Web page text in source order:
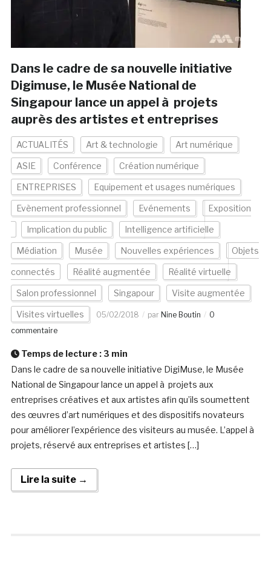
Dans le cadre de sa nouvelle initiative
Digimuse, le Musée National de
Singapour lance un appel à projets
auprès des artistes et entreprises
ACTUALITÉS Art & technologie Art numérique
ASIE Conférence Création numérique
ENTREPRISES Equipement et usages numériques
Evènement professionnel Evénements Exposition
Implication du public Intelligence artificielle
Médiation Musée Nouvelles expériences Objets
connectés Réalité augmentée Réalité virtuelle
Salon professionnel Singapour Visite augmentée
Visites virtuelles 05/02/2018 par Nine Boutin
0
commentaire
Temps de lecture : 3 min
Dans le cadre de sa nouvelle initiative DigiMuse, le Musée
National de Singapour lance un appel à projets aux
entreprises créatives et aux artistes afin qu’ils soumettent
des œuvres d’art numériques et des dispositifs novateurs
pour améliorer l’expérience des visiteurs au musée. L’appel à
projets, réservé aux entreprises et artistes […]
Lire la suite →